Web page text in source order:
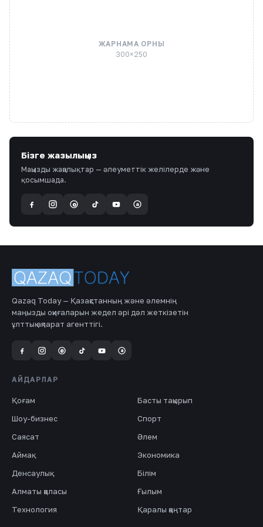
ЖАРНАМА ОРНЫ
300×250
Бізге жазылыңыз
Маңызды жаңалықтар — әлеуметтік желілерде және
қосымшада.
@ a
Qazaq Today — Қазақстанның және әлемнің
маңызды оқиғаларын жедел әрі дәл жеткізетін
ұлттық ақпарат агенттігі.
@ a
АЙДАРЛАР
Қоғам
Басты тақырып
Шоу-бизнес
Спорт
Саясат
Әлем
Аймақ
Экономика
Денсаулық
Білім
Алматы қаласы
Ғылым
Технология
Қаралы қаңтар